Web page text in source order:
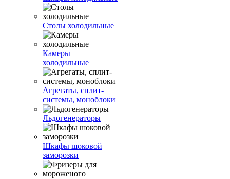
Столы холодильные
Камеры
холодильные
Агрегаты, сплит-
системы, моноблоки
Льдогенераторы
Шкафы шоковой
заморозки